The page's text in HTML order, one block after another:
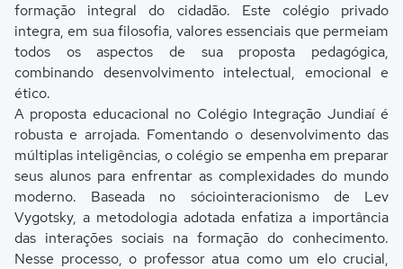
formação integral do cidadão. Este colégio privado
integra, em sua filosofia, valores essenciais que permeiam
todos os aspectos de sua proposta pedagógica,
combinando desenvolvimento intelectual, emocional e
ético.
A proposta educacional no Colégio Integração Jundiaí é
robusta e arrojada. Fomentando o desenvolvimento das
múltiplas inteligências, o colégio se empenha em preparar
seus alunos para enfrentar as complexidades do mundo
moderno. Baseada no sóciointeracionismo de Lev
Vygotsky, a metodologia adotada enfatiza a importância
das interações sociais na formação do conhecimento.
Nesse processo, o professor atua como um elo crucial,